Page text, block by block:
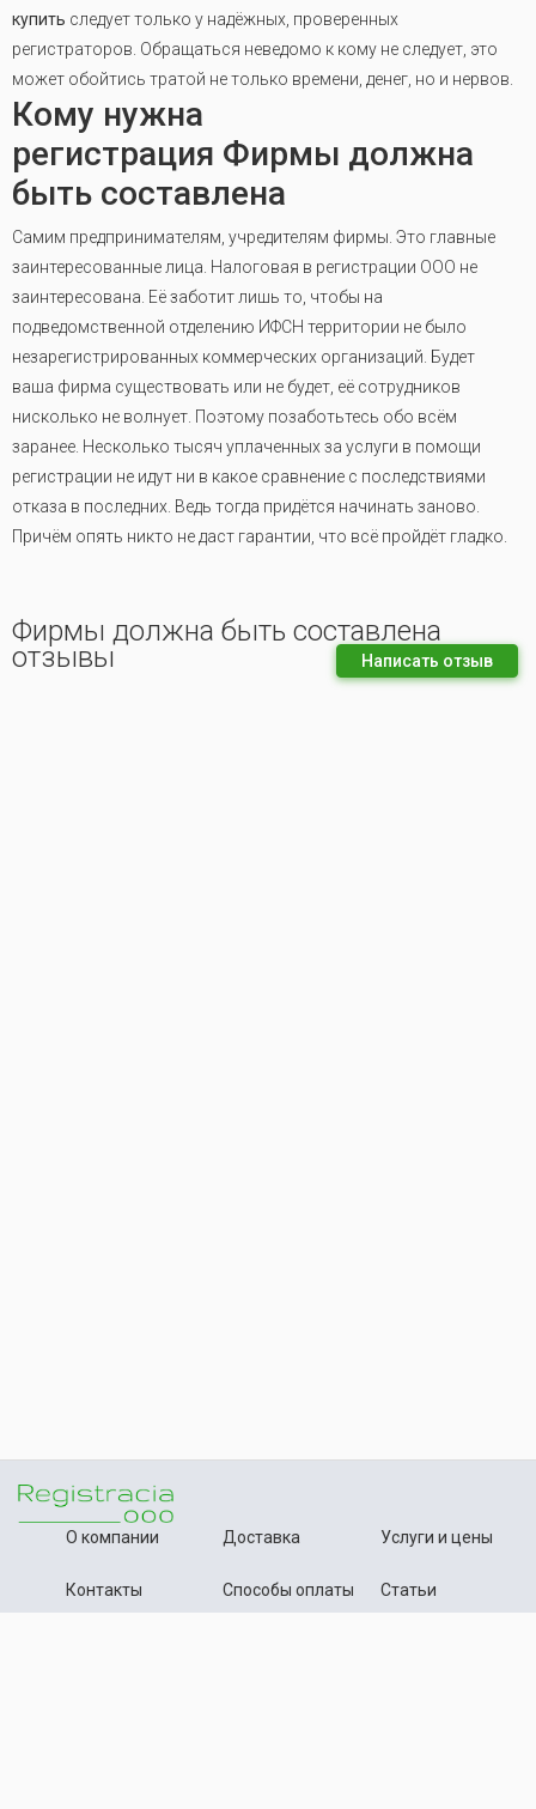
купить следует только у надёжных, проверенных
регистраторов. Обращаться неведомо к кому не следует, это
может обойтись тратой не только времени, денег, но и нервов.
Кому нужна
регистрация Фирмы должна
быть составлена
Самим предпринимателям, учредителям фирмы. Это главные
заинтересованные лица. Налоговая в регистрации ООО не
заинтересована. Её заботит лишь то, чтобы на
подведомственной отделению ИФСН территории не было
незарегистрированных коммерческих организаций. Будет
ваша фирма существовать или не будет, её сотрудников
нисколько не волнует. Поэтому позаботьтесь обо всём
заранее. Несколько тысяч уплаченных за услуги в помощи
регистрации не идут ни в какое сравнение с последствиями
отказа в последних. Ведь тогда придётся начинать заново.
Причём опять никто не даст гарантии, что всё пройдёт гладко.
Фирмы должна быть составлена
отзывы Написать отзыв
О компании
Контакты
Доставка
Способы оплаты
Услуги и цены
Статьи